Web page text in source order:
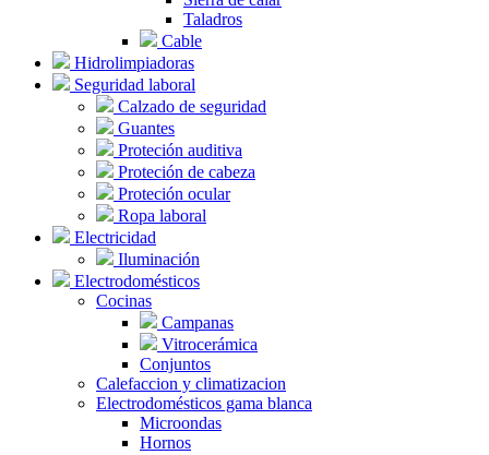
Taladros
Cable
Hidrolimpiadoras
Seguridad laboral
Calzado de seguridad
Guantes
Proteción auditiva
Proteción de cabeza
Proteción ocular
Ropa laboral
Electricidad
Iluminación
Electrodomésticos
Cocinas
Campanas
Vitrocerámica
Conjuntos
Calefaccion y climatizacion
Electrodomésticos gama blanca
Microondas
Hornos